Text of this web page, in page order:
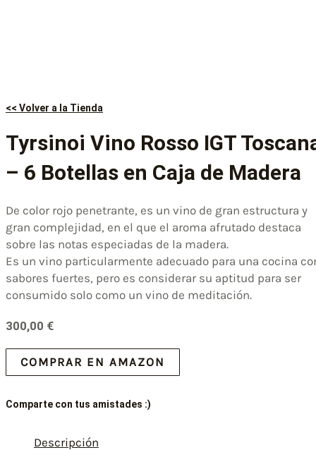
<< Volver a la Tienda
Tyrsinoi Vino Rosso IGT
– 6 Botellas en Caja de Madera
De color rojo penetrante, es un vino de gran estructura y
gran complejidad, en el que el aroma afrutado destaca
sobre las notas especiadas de la madera.
Es un vino particularmente adecuado para una cocina
sabores fuertes, pero es considerar su aptitud para ser
consumido solo como un vino de meditación.
300,00 €
COMPRAR EN AMAZON
Comparte con tus amistades :)
Descripción